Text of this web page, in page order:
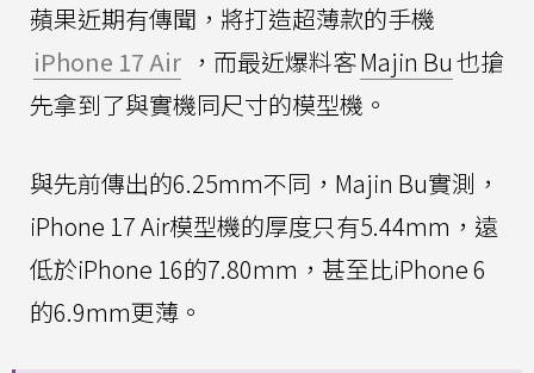
蘋果近期有傳聞，將打造超薄款的手機
iPhone 17 Air ，而最近爆料客Majin Bu也搶
先拿到了與實機同尺寸的模型機。
與先前傳出的6.25mm不同，Majin Bu實測，
iPhone 17 Air模型機的厚度只有5.44mm，遠
低於iPhone 16的7.80mm，甚至比iPhone 6
的6.9mm更薄。